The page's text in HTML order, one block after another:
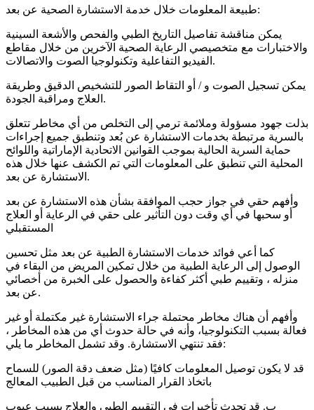
طبيعة المعلومات خلال خدمة الاستشارة الصحية عن بعد:
يمكن مناقشة تفاصيل التاريخ الطبي والفحص والأشعة السينية
والاختبارات مع متخصيصي الرعاية الصحية الآخرين من خلال مقاطع
الفيديو التفاعلية وتكنولوجيا الصوت والاتصالات.
يمكن تسجيل الصوت و / أو التقاط الصور للتشخيص الدقيق وطريقة
العلاج ومراقبة الجودة.
بذلت جهود مسؤولة وملائمة ترمي إلى التخلص من أي مخاطر تتعلق
بالسرية مرتبطة بخدمات الاستشارة عن بُعد وتنطبق جميع إجراءات
حماية السرية الحالية بموجب القوانين الاتحادية الإماراتية واللوائح
المحلية التي تنطبق على المعلومات التي تم الكشف عنها خلال هذه
الاستشارة عن بعد.
وأفهم حقي في جواز حجب الموافقة بشأن هذه الاستشارة عن بعد
أو سحبها في أي وقت دون التأثير على حقي في الرعاية أو العلاج
المستقبلي
كما أعي فوائد خدمات الاستشارة الطبية عن بعد مثل تحسين
الوصول إلى الرعاية الطبية من خلال تمكين المريض من البقاء في
منزله ، وتقييم طبي أكثر كفاءة والحصول على الخبرة من أخصائي
عن بعد.
وأفهم أن هناك مخاطر محتملة جراء الاستشارة غير مكتملة أو غير
فعالة بسبب التكنولوجيا، وأنه في حالة حدوث أي من هذه المخاطر ،
فقد تنتهي الاستشارة. وقد تشمل المخاطر ما يلي:
قد لا يكون توصيل المعلومات كافيًا (مثل ضعف دقة الصور) للسماح
باتخاذ القرار المناسب من قبل الطبيب المعالج
ب. قد تحدث تأخيرات في التقييم الطبي والعلاج بسبب عيوب